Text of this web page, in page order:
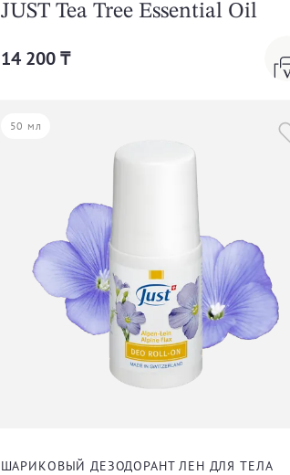
JUST Tea Tree Essential Oil
14 200 ₸
50 мл
ШАРИКОВЫЙ ДЕЗОДОРАНТ ЛЕН ДЛЯ ТЕЛА